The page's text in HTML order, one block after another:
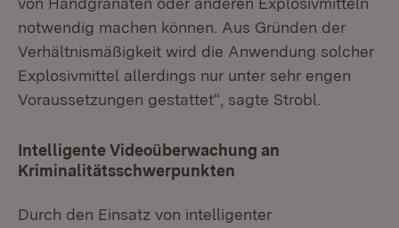
notwendig machen können. Aus Gründen der
Verhältnismäßigkeit wird die Anwendung solcher
Explosivmittel allerdings nur unter sehr engen
Voraussetzungen gestattet“, sagte Strobl.
Intelligente Videoüberwachung an
Kriminalitätsschwerpunkten
Durch den Einsatz von intelligenter